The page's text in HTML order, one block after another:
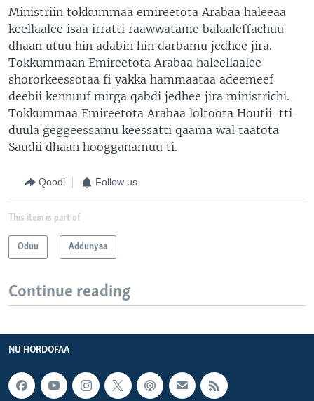
Ministriin tokkummaa emireetota Arabaa haleeaa
keellaalee isaa irratti raawwatame balaaleffachuu
dhaan utuu hin adabin hin darbamu jedhee jira.
Tokkummaan Emireetota Arabaa haleellaalee
shororkeessotaa fi yakka hammaataa adeemeef
deebii kennuuf mirga qabdi jedhee jira ministrichi.
Tokkummaa Emireetota Arabaa loltoota Houtii-tti
duula geggeessamu keessatti qaama wal taatota
Saudii dhaan hoogganamuu ti.
Qoodi Follow us
This item is part of
Oduu Addunyaa
Continue reading
NU HORDOFAA